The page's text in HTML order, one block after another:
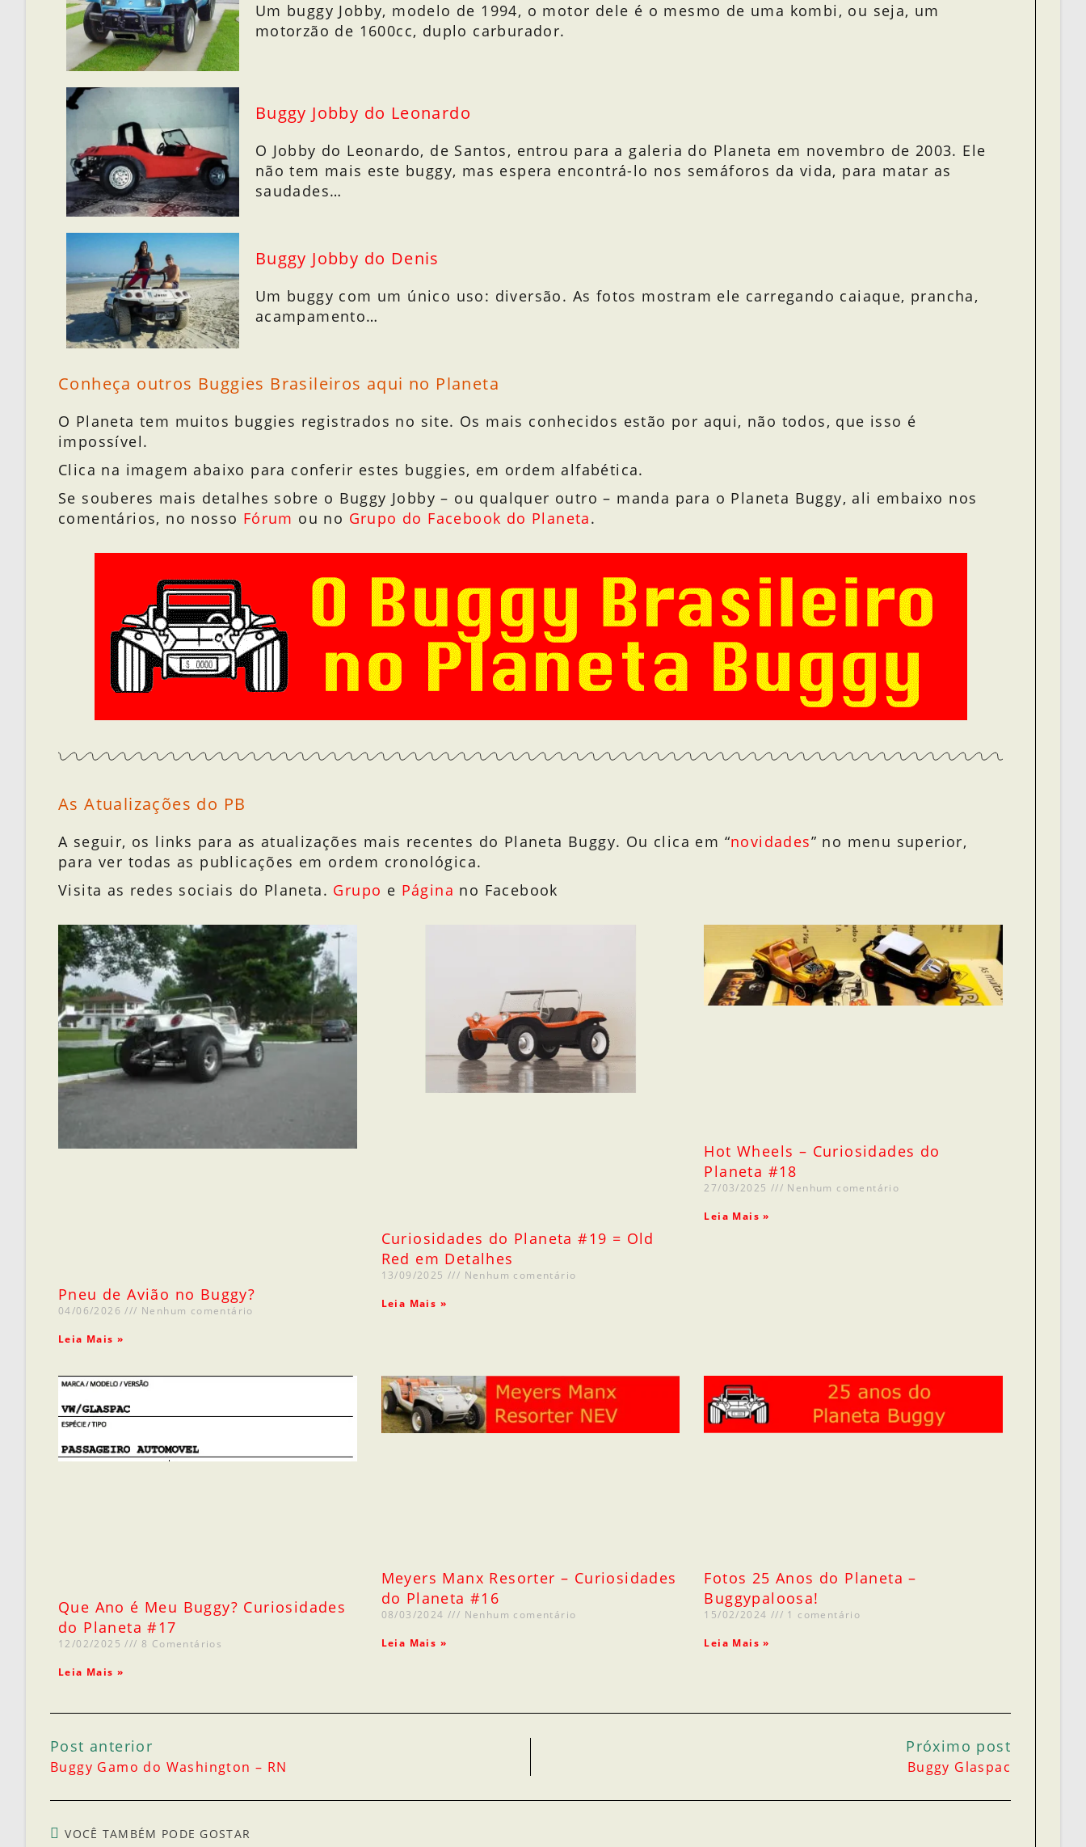
Um buggy Jobby, modelo de 1994, o motor dele é o mesmo de uma kombi, ou seja, um
motorzão de 1600cc, duplo carburador.
Buggy Jobby do Leonardo
O Jobby do Leonardo, de Santos, entrou para a galeria do Planeta em novembro de 2003. Ele
não tem mais este buggy, mas espera encontrá-lo nos semáforos da vida, para matar as
saudades…
Buggy Jobby do Denis
Um buggy com um único uso: diversão. As fotos mostram ele carregando caiaque, prancha,
acampamento…
Conheça outros Buggies Brasileiros aqui no Planeta
O Planeta tem muitos buggies registrados no site. Os mais conhecidos estão por aqui, não todos, que isso é
impossível.
Clica na imagem abaixo para conferir estes buggies, em ordem alfabética.
Se souberes mais detalhes sobre o Buggy Jobby – ou qualquer outro – manda para o Planeta Buggy, ali embaixo nos
comentários, no nosso Fórum ou no Grupo do Facebook do Planeta.
As Atualizações do PB
A seguir, os links para as atualizações mais recentes do Planeta Buggy. Ou clica em “novidades” no menu superior,
para ver todas as publicações em ordem cronológica.
Visita as redes sociais do Planeta. Grupo e Página no Facebook
Pneu de Avião no Buggy?
04/06/2026 Nenhum comentário
Leia Mais »
Curiosidades do Planeta #19 = Old
Red em Detalhes
13/09/2025 Nenhum comentário
Leia Mais »
Hot Wheels – Curiosidades do
Planeta #18
27/03/2025 Nenhum comentário
Leia Mais »
Que Ano é Meu Buggy? Curiosidades
do Planeta #17
12/02/2025 8 Comentários
Leia Mais »
Meyers Manx Resorter – Curiosidades
do Planeta #16
08/03/2024 Nenhum comentário
Leia Mais »
Fotos 25 Anos do Planeta –
Buggypaloosa!
15/02/2024 1 comentário
Leia Mais »
Post anterior
Buggy Gamo do Washington – RN
Próximo post
Buggy Glaspac
VOCÊ TAMBÉM PODE GOSTAR